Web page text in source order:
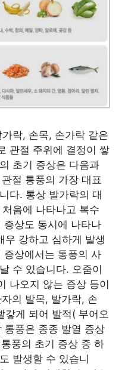
락, 손목, 손가락 같은
관절 주위에 결정이 쌓
초기 증상은 다음과
절 통풍의 가장 대표
다. 통상 발가락의 대
음에 나타나고 복수
상도 동시에 나타나
우 강하고 심하게 발생
상에서는 통풍의 사
수 있습니다. 오줌이
나오지 않는 증상 등이
의 발목, 발가락, 손
갛게 되어 발적( 부어오
통풍은 종종 발열 증상
풍의 초기 증상 중 하
발생할 수 있습니